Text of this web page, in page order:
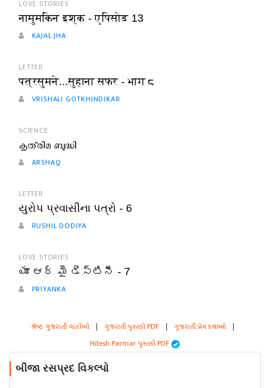
LOVE STORIES
नामुमकिन इश्क - एपिसोड 13
KAJAL JHA
LETTER
पत्रसुमने...सुहाना सफर - भाग ८
VRISHALI GOTKHINDIKAR
SCIENCE
കൃത്രിമ ബുദ്ധി
ARSHAQ
LETTER
યુરોપ પ્રવાસીના પત્રો - 6
RUSHIL DODIYA
LOVE STORIES
యూ ఆర్ మై డెస్టినీ - 7
PRIYANKA
શ્રેષ્ઠ ગુજરાતી વાર્તાઓ | ગુજરાતી પુસ્તકો PDF | ગુજરાતી પ્રેમ કથાઓ |
Hitesh Parmar પુસ્તકો PDF
બીજા રસપ્રદ વિકલ્પો